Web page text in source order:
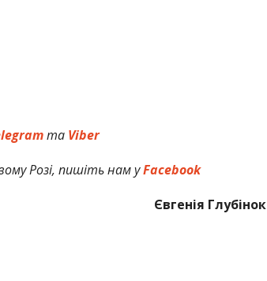
та Viber
Розі, пишіть нам уFacebook
Євгенія Глубінок